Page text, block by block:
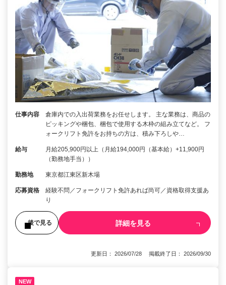
仕事内容
倉庫内での入出荷業務をお任せします。 主な業務は、商品の
ピッキングや梱包、梱包で使用する木枠の組み立てなど。 フ
ォークリフト免許をお持ちの方は、積み下ろしや…
給与
月給205,900円以上（月給194,000円（基本給）+11,900円
（勤務地手当））
勤務地 東京都江東区新木場
応募資格
経験不問／フォークリフト免許あれば尚可／資格取得支援あ
り
後で見る 詳細を見る
更新日： 2026/07/28 掲載終了日： 2026/09/30
NEW